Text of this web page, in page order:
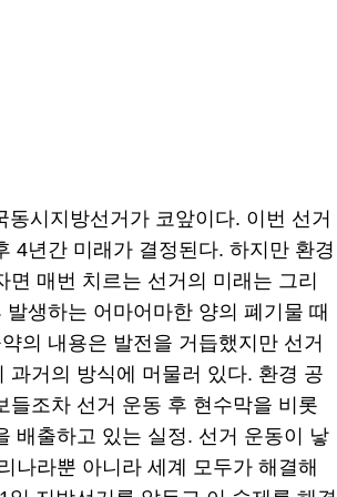
동시지방선거가 코앞이다. 이번 선거
4년간 미래가 결정된다. 하지만 환경
면 매번 치르는 선거의 미래는 그리
발생하는 어마어마한 양의 폐기물 때
의 내용은 발전을 거듭했지만 선거
과거의 방식에 머물러 있다. 환경 공
들조차 선거 운동 후 현수막을 비롯
배출하고 있는 실정. 선거 운동이 낳
나라뿐 아니라 세계 모두가 해결해